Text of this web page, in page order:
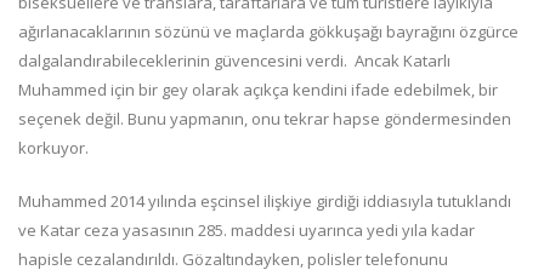
ağırlanacaklarının sözünü ve maçlarda gökkuşağı bayrağını özgürce
dalgalandırabileceklerinin güvencesini verdi. Ancak Katarlı
Muhammed için bir gey olarak açıkça kendini ifade edebilmek, bir
seçenek değil. Bunu yapmanın, onu tekrar hapse göndermesinden
korkuyor.
Muhammed 2014 yılında eşcinsel ilişkiye girdiği iddiasıyla tutuklandı
ve Katar ceza yasasının 285. maddesi uyarınca yedi yıla kadar
hapisle cezalandırıldı. Gözaltındayken, polisler telefonunu